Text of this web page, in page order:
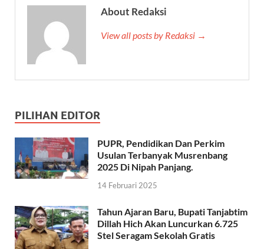
About Redaksi
View all posts by Redaksi →
PILIHAN EDITOR
PUPR, Pendidikan Dan Perkim
Usulan Terbanyak Musrenbang
2025 Di Nipah Panjang.
14 Februari 2025
Tahun Ajaran Baru, Bupati Tanjabtim
Dillah Hich Akan Luncurkan 6.725
Stel Seragam Sekolah Gratis